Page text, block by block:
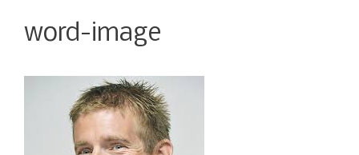
word-image